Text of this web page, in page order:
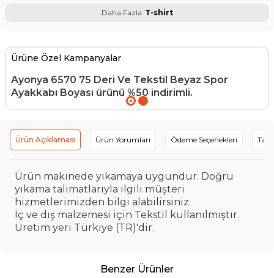
Daha Fazla T-shirt
Ürüne Özel Kampanyalar
Ayonya 6570 75 Deri Ve Tekstil Beyaz Spor
Ayakkabı Boyası ürünü %50 indirimli.
Ürün Açıklaması Ürün Yorumları Ödeme Seçenekleri
Ürün makinede yıkamaya uygundur. Doğru
yıkama talimatlarıyla ilgili müşteri
hizmetlerimizden bilgi alabilirsiniz.
İç ve dış malzemesi için Tekstil kullanılmıştır.
Üretim yeri Türkiye (TR)'dir.
Benzer Ürünler